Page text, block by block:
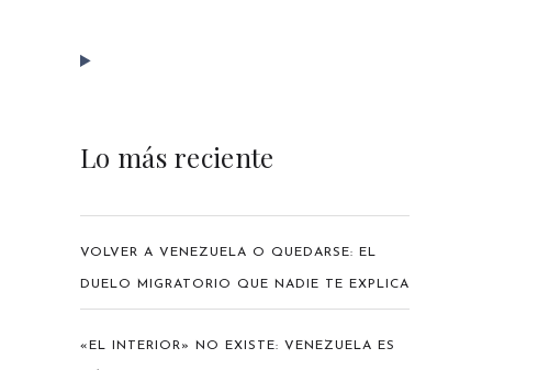
Lo más reciente
VOLVER A VENEZUELA O QUEDARSE: EL
DUELO MIGRATORIO QUE NADIE TE EXPLICA
«EL INTERIOR» NO EXISTE: VENEZUELA ES